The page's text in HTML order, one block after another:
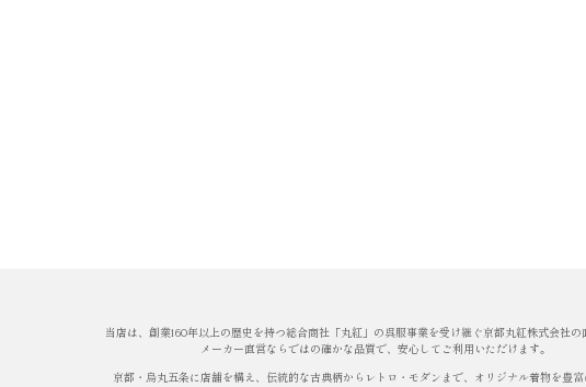
当店は、創業160年以上の歴史を持つ総合商社「丸紅」の呉服事業を受け継ぐ京都丸紅株式会社の
メーカー直営ならではの確かな品質で、安心してご利用いただけます。
京都・烏丸五条に店舗を構え、伝統的な古典柄からレトロ・モダンまで、オリジナル着物を豊富